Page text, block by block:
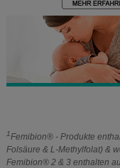
1Femibion® - Produkte
Folsäure & L-Methylfolat) &
Femibion® 2 & 3 enthalten